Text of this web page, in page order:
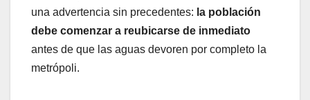
una advertencia sin precedentes: la población
debe comenzar a reubicarse de inmediato
antes de que las aguas devoren por completo la
metrópoli.